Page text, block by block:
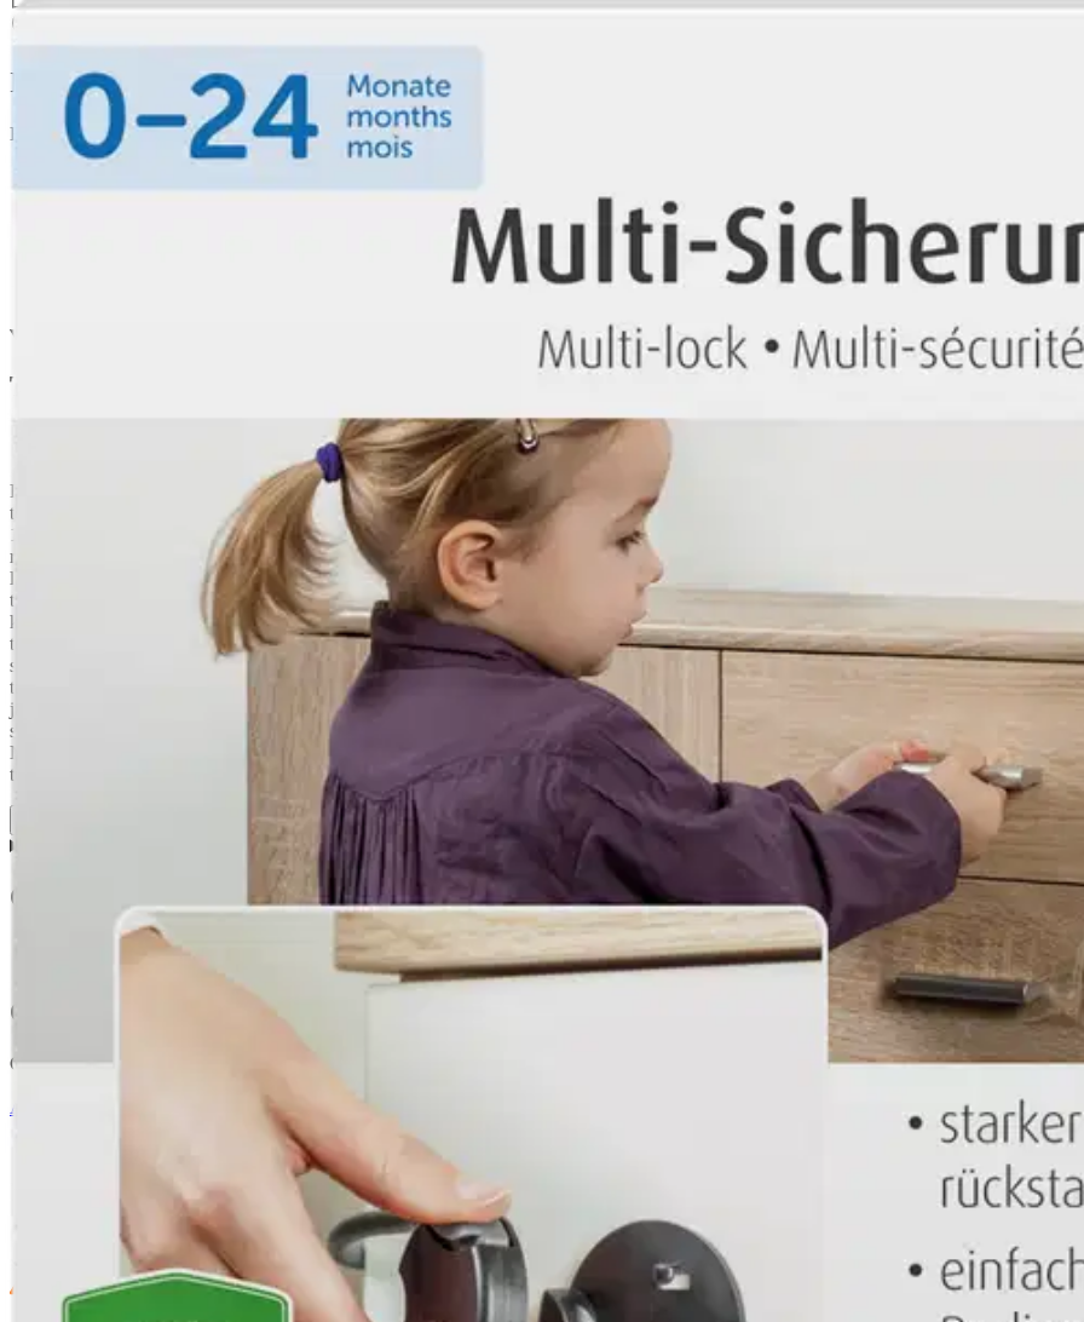
Ilmainen toimitus yli 100 €:n tilauksille Postin pakettiautomaattiin tai
Etu ei koske Suuri‑lisäpalvelulla toimitettavia tuotteita.
Tuotekuvaus
Reer Multi-lock monitoimisalpa -laatikoiden ja kaappien lapsiturvalliseen sulkemiseen -helppo ja pitävä tarrakiinnitys ilman tahraavia jälkiä
teräshuonekaluille, joiden paksuus on enintään 45mm -tarttuu petsatuille, lakatuille, viilutetuille sekä laminoiduille pinnoille -asennus
16948:2017 mukaisesti -lukitsee luotettavasti kaapit ja laatikot uteliailta...
lapsilta Kaappien ja laatikoiden sekä astianpesukoneiden ja
ryömimään ja kävelemään, he pääsevät helposti käsiksi kahvoihin ja vaarallisiin esineisiin, kuten veitsiin tai myrkyllisiin puhdistusaineisiin.
lapsiturvallisesti. Laatu ja turvallisuus Reer-tuotteita valvotaan tiukkojen testausstandardien mukaisesti vauvojen ja taaperoiden riittävän
testaavat myös riippumattomat laitokset. Monitoimisalpa on testattu nykyisen standardin EN 16948:2017 mukaisesti. Se on läpäissyt
kuormituksen aikana se säilyttää tartuntavoimansa ja pysyy tiukasti paikallaan. Pitkäänkin käytön aikana avausmekanismi säilyy lasten
testikäytössä vähintään 5000 avausta. Tämän standardin mukaisesti testatut lukot tarjoavat riittävän pidon ja varmistavat turvallisen
sekä muihin kohteisiin Turvasalpa voidaan kiinnittää mihin tahansa huonekaluun, joka mahdollistaa kulma-asennuksen. Sen avulla voit
tai teräviä esineitä. Lisäksi sähkölaitteet, kuten jääkaapit, astianpesukoneet ja mediahyllyt voidaan suojata. Tämä estää lastasi joutumasta
jääkaapin/pakastimen sulamisen vahingossa tapahtuvan avaamisen vuoksi. Yksinkertaisen ja modernin muotoilunsa ansiosta
sulkea Pienokaisille lukon avaaminen tuottaa hankaluuksia, mutta aikuisille se on kuitenkin helppoa, jopa yhdellä kädellä. Tämä onnistuu
Näin saat lukitusnauhan irti vastakappaleestaan, ja voit avata laatikon tai oven tavalliseen tapaan. Helppo ja nopea asennus ilman porausta
tulevan erityisen turvateipin ansiosta. Teippi varmistaa riittävän pidon sekä lukon tahrattoman poistamisen, kun sitä ei enää tarvita.
Ominaisuudet
Oletko tyytyväinen tuotetietoihin?
Ovatko tuotetiedot riittävät? Jos tuotetiedoissa on puutteita tai niitä voisi muuten parantaa, anna palautetta.
Anna palautetta Avautuu uuteen välilehteen
Ilmainen palautus 30 päivää.*
Nouto myymälästä ilman toimituskuluja.
Asiakasomistajalle Bonusta jopa 5 %.*